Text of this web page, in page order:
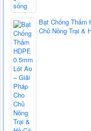
Bạt Chống Thấm
Chủ Nông Trại &